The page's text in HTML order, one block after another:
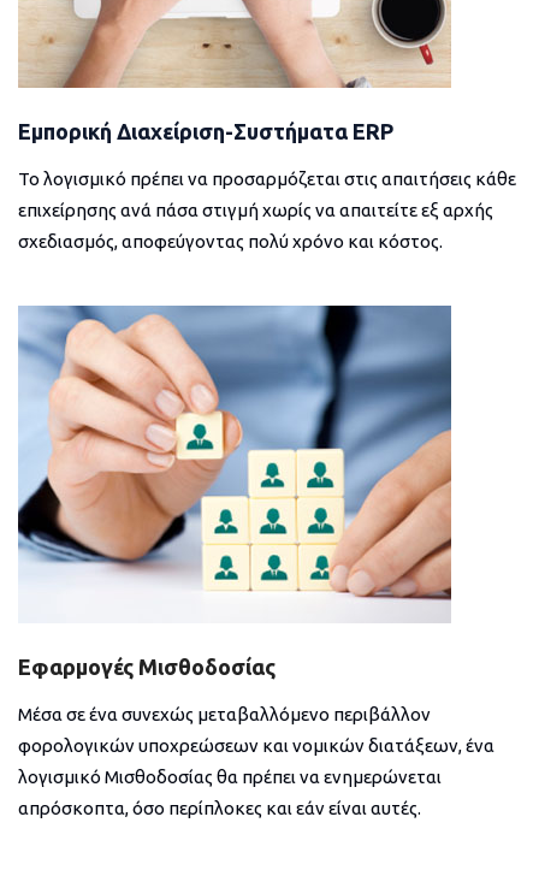
Εμπορική Διαχείριση-Συστήματα ERP
Το λογισμικό πρέπει να προσαρμόζεται στις απαιτήσεις κάθε
επιχείρησης ανά πάσα στιγμή χωρίς να απαιτείτε εξ αρχής
σχεδιασμός, αποφεύγοντας πολύ χρόνο και κόστος.
Εφαρμογές Μισθοδοσίας
Μέσα σε ένα συνεχώς μεταβαλλόμενο περιβάλλον
φορολογικών υποχρεώσεων και νομικών διατάξεων, ένα
λογισμικό Μισθοδοσίας θα πρέπει να ενημερώνεται
απρόσκοπτα, όσο περίπλοκες και εάν είναι αυτές.